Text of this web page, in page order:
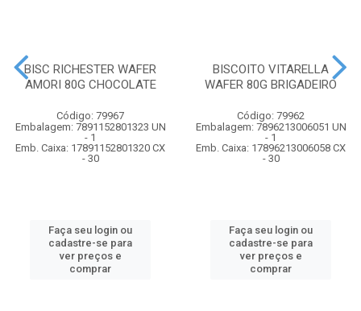
BISC RICHESTER WAFER
AMORI 80G CHOCOLATE
Código: 79967
Embalagem: 7891152801323 UN
- 1
Emb. Caixa: 17891152801320 CX
- 30
Faça seu login ou
cadastre-se para
ver preços e
comprar
BISCOITO VITARELLA
WAFER 80G BRIGADEIRO
Código: 79962
Embalagem: 7896213006051 UN
- 1
Emb. Caixa: 17896213006058 CX
- 30
Faça seu login ou
cadastre-se para
ver preços e
comprar